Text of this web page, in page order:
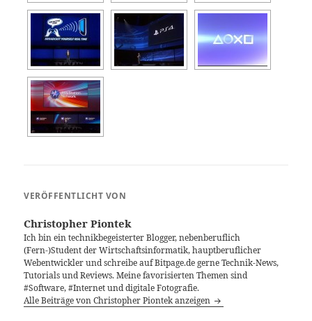
VERÖFFENTLICHT VON
Christopher Piontek
Ich bin ein technikbegeisterter Blogger, nebenberuflich
(Fern-)Student der Wirtschaftsinformatik, hauptberuflicher
Webentwickler und schreibe auf Bitpage.de gerne Technik-News,
Tutorials und Reviews. Meine favorisierten Themen sind
#Software, #Internet und digitale Fotografie.
Alle Beiträge von Christopher Piontek anzeigen